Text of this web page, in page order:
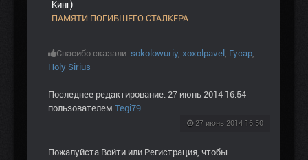
Кинг)
ПАМЯТИ ПОГИБШЕГО СТАЛКЕРА
Спасибо сказали: sokolowuriy, xoxolpavel , Гусар,
Holy Sirius
Последнее редактирование: 27 июнь 2014 16:54
пользователем Tegi79.
27 июнь 2014 16:50
Пожалуйста Войти или Регистрация, чтобы